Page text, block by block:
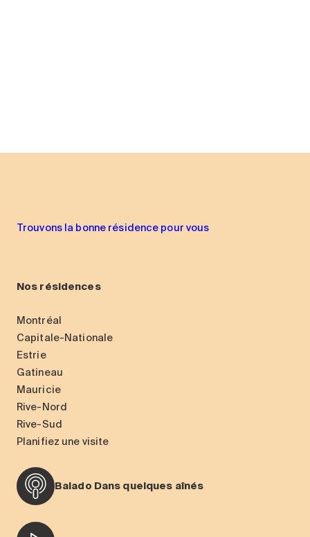
Trouvons la bonne résidence pour vous
Nos résidences
Montréal
Capitale-Nationale
Estrie
Gatineau
Mauricie
Rive-Nord
Rive-Sud
Planifiez une visite
Balado Dans quelques aînés